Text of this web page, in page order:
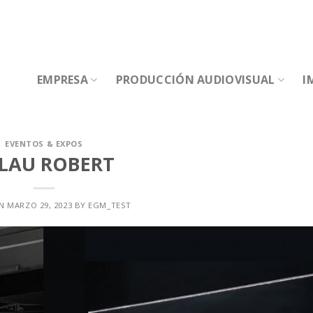
EMPRESA PRODUCCIÓN AUDIOVISUAL
EVENTOS & EXPOS
ROBERT
MARZO 29, 2023 BY EGM_TEST